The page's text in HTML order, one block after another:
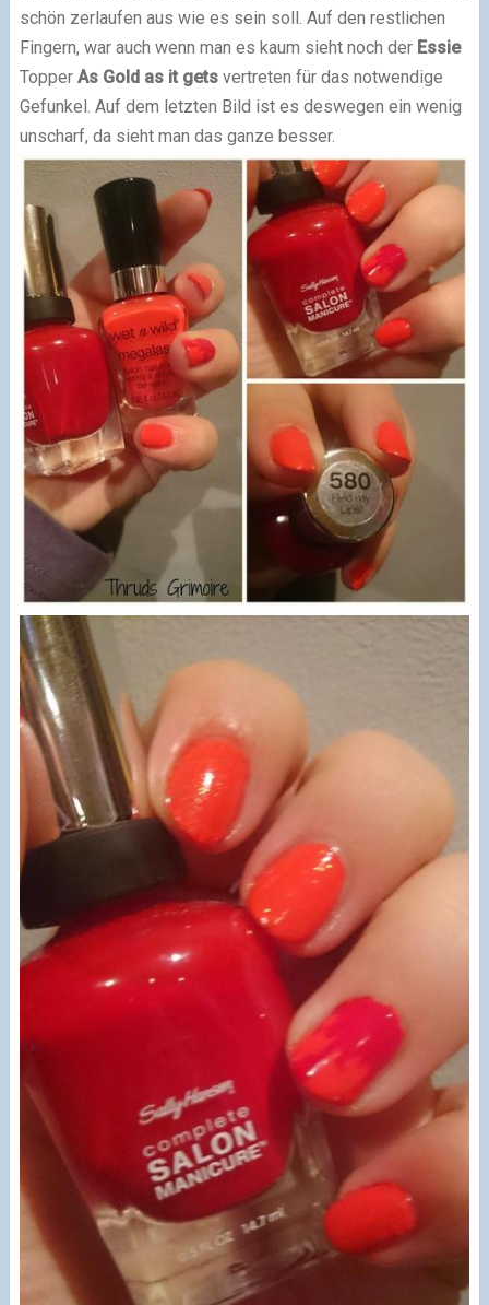
schön zerlaufen aus wie es sein soll. Auf den restlichen
Fingern, war auch wenn man es kaum sieht noch der Essie
Topper As Gold as it getsvertreten für das notwendige
Gefunkel. Auf dem letzten Bild ist es deswegen ein wenig
unscharf, da sieht man das ganze besser.